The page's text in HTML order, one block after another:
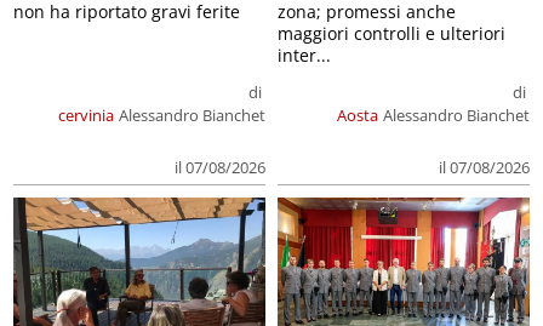
cervinia
di
Alessandro Bianchet
il 07/08/2026
non ha riportato gravi ferite
Aosta
di
Alessandro Bianchet
il 07/08/2026
zona; promessi anche
maggiori controlli e ulteriori
inter...